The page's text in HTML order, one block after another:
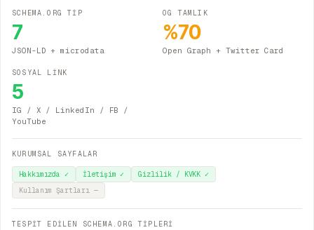
SCHEMA.ORG TİP
7
JSON-LD + microdata
OG TAMLIK
%70
Open Graph + Twitter Card
SOSYAL LİNK
5
IG / X / LinkedIn / FB /
YouTube
KURUMSAL SAYFALAR
Hakkımızda ✓ İletişim ✓ Gizlilik / KVKK ✓
Kullanım Şartları —
TESPİT EDİLEN SCHEMA.ORG TİPLERİ